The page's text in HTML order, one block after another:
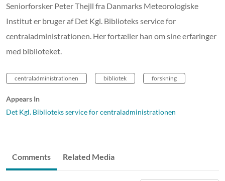
Seniorforsker Peter Thejll fra Danmarks Meteorologiske
Institut er bruger af Det Kgl. Biblioteks service for
centraladministrationen. Her fortæller han om sine erfaringer
med biblioteket.
centraladministrationen bibliotek forskning
Appears In
Det Kgl. Biblioteks service for centraladministrationen
Comments Related Media